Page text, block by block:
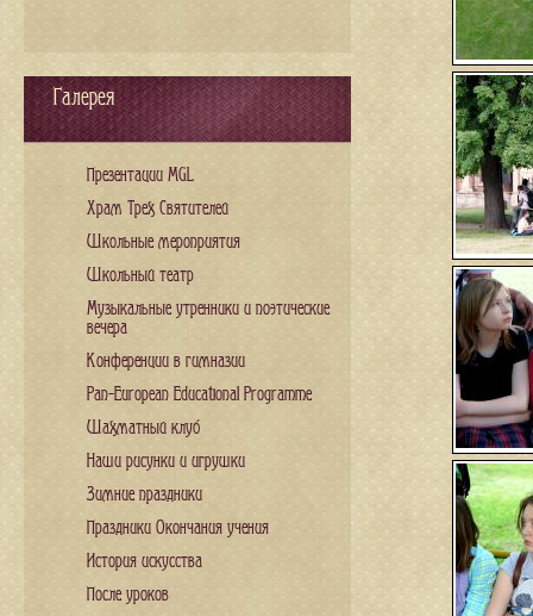
Галерея
Презентации MGL
Храм Трех Святителей
Школьные мероприятия
Школьный театр
Музыкальные утренники и поэтические
вечера
Конференции в гимназии
Pan-European Educational Programme
Шахматный клуб
Наши рисунки и игрушки
Зимние праздники
Праздники Окончания учения
История искусства
После уроков